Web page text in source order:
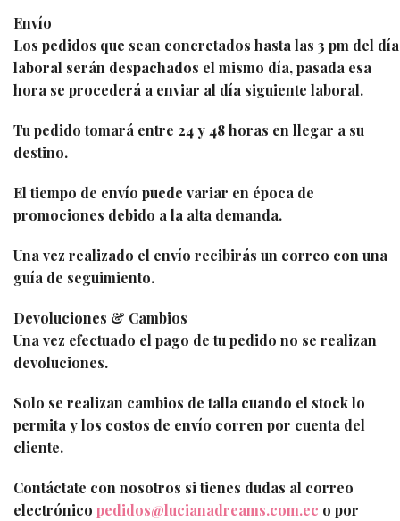
Envío
Los pedidos que sean concretados hasta las 3 pm del día
laboral serán despachados el mismo día, pasada esa
hora se procederá a enviar al día siguiente laboral.
Tu pedido tomará entre 24 y 48 horas en llegar a su
destino.
El tiempo de envío puede variar en época de
promociones debido a la alta demanda.
Una vez realizado el envío recibirás un correo con una
guía de seguimiento.
Devoluciones & Cambios
Una vez efectuado el pago de tu pedido no se realizan
devoluciones.
Solo se realizan cambios de talla cuando el stock lo
permita y los costos de envío corren por cuenta del
cliente.
Contáctate con nosotros si tienes dudas al correo
electrónico pedidos@lucianadreams.com.ec o por